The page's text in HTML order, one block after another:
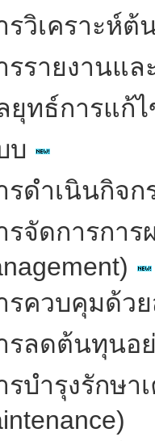
รวิเคราะห์
รรายงานแ
ยุทธ์การแก้
บ
รดำเนินกิจ
รจัดการกา
รควบคุมด้วย
รลดต้นทุนอ
รบำรุงรักษา